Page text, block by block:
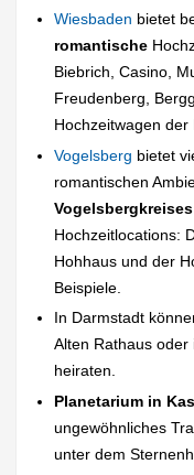
Wiesbaden bietet
romantische
Biebrich, Casino,
Freudenberg,
Hochzeitwagen
Vogelsberg bietet
romantischen
Vogelsbergkreises
Hochzeitlocations:
Hohhaus und der
Beispiele.
In Darmstadt
Alten Rathaus
heiraten.
Planetarium in
ungewöhnliches
unter dem